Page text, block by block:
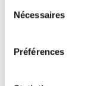
Nécessaires
Préférences
terrain
Terrain plat